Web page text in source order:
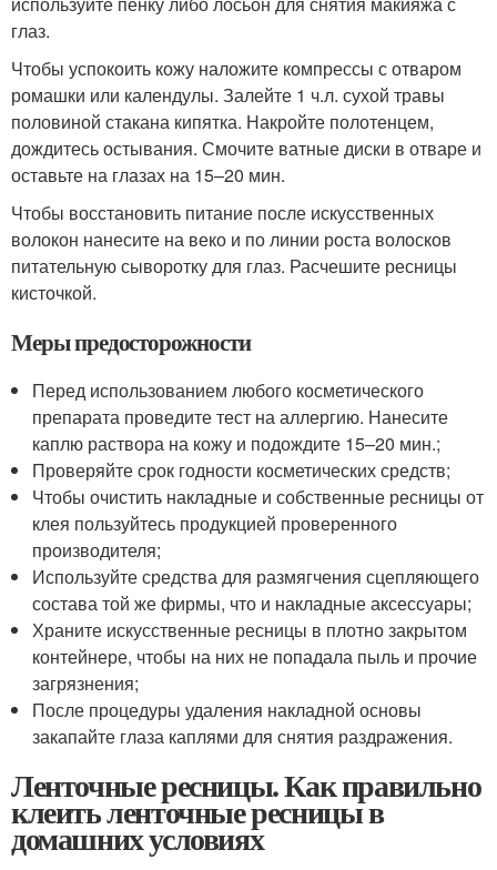
глаз.
Чтобы успокоить кожу наложите компрессы с отваром
ромашки или календулы. Залейте 1 ч.л. сухой травы
половиной стакана кипятка. Накройте полотенцем,
дождитесь остывания. Смочите ватные диски в отваре и
оставьте на глазах на 15–20 мин.
Чтобы восстановить питание после искусственных
волокон нанесите на веко и по линии роста волосков
питательную сыворотку для глаз. Расчешите ресницы
кисточкой.
Меры предосторожности
Перед использованием любого косметического
препарата проведите тест на аллергию. Нанесите
каплю раствора на кожу и подождите 15–20 мин.;
Проверяйте срок годности косметических средств;
Чтобы очистить накладные и собственные ресницы от
клея пользуйтесь продукцией проверенного
производителя;
Используйте средства для размягчения сцепляющего
состава той же фирмы, что и накладные аксессуары;
Храните искусственные ресницы в плотно закрытом
контейнере, чтобы на них не попадала пыль и прочие
загрязнения;
После процедуры удаления накладной основы
закапайте глаза каплями для снятия раздражения.
Ленточные ресницы. Как правильно
клеить ленточные ресницы в
домашних условиях